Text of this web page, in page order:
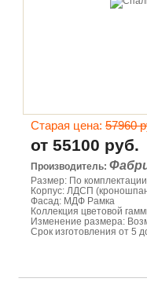
Старая цена: 57960
от 55100 руб.
Производитель:
Размер: По комплектации
Корпус: ЛДСП
Фасад: МДФ Рамка
Коллекция цветовой
Изменение размера:
Срок изготовления от 5